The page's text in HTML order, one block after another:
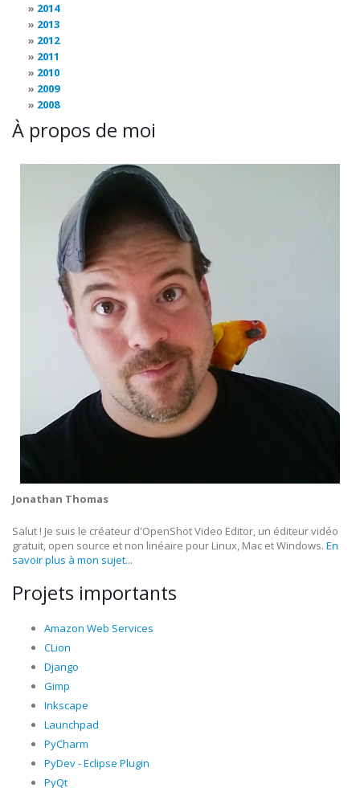
2014
2013
2012
2011
2010
2009
2008
À propos de moi
Jonathan Thomas
Salut ! Je suis le créateur d'OpenShot Video Editor, un éditeur vidéo
gratuit, open source et non linéaire pour Linux, Mac et Windows. En
savoir plus à mon sujet...
Projets importants
Amazon Web Services
CLion
Django
Gimp
Inkscape
Launchpad
PyCharm
PyDev - Eclipse Plugin
PyQt